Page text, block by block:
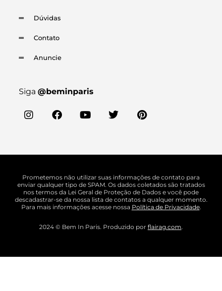
Dúvidas
Contato
Anuncie
Siga @beminparis
Prometemos não utilizar suas informações de contato para
enviar qualquer tipo de SPAM. Os dados coletados são tratados
nos termos da Lei Geral de Proteção de Dados e você pode
descadastrar-se da nossa lista de contatos a qualquer momento.
Para mais informações acesse nossa Política de Privacidade.
2024 © Bem In Paris. Produzido por flairag.com.